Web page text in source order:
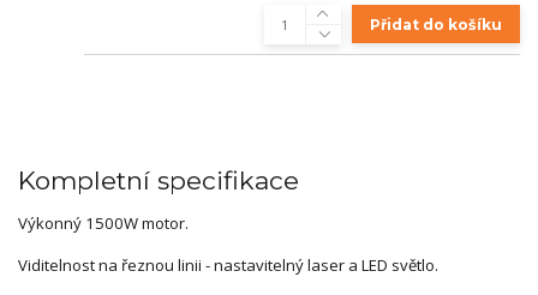
Přidat do košíku
Kompletní specifikace
Výkonný 1500W motor.
Viditelnost na řeznou linii - nastavitelný laser a LED světlo.